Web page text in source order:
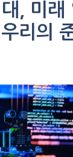
, 미래
리의